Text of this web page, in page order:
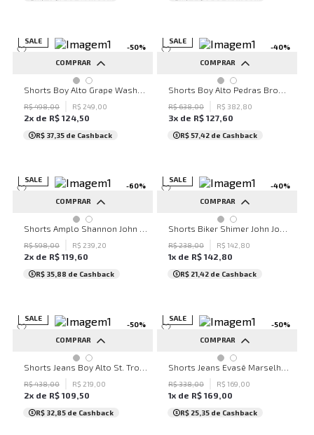
SALE
-50%
COMPRAR
32 42
R$498,00 R$ 249 00
2x de R$ 124 50
R$ 37,35 de Cashback
SALE
-40%
COMPRAR
38 40 42 44
R$638,00 R$ 382 80
3x de R$ 127 60
R$ 57,42 de Cashback
SALE
-60%
COMPRAR
M
R$598,00 R$ 239 20
2x de R$ 119 60
R$ 35,88 de Cashback
SALE
-40%
COMPRAR
P M
R$238,00 R$ 142 80
1x de R$ 142 80
R$ 21,42 de Cashback
SALE
-50%
COMPRAR
34
R$438,00 R$ 219 00
2x de R$ 109 50
R$ 32,85 de Cashback
SALE
-50%
COMPRAR
34 42 44
R$338,00 R$ 169 00
1x de R$ 169 00
R$ 25,35 de Cashback